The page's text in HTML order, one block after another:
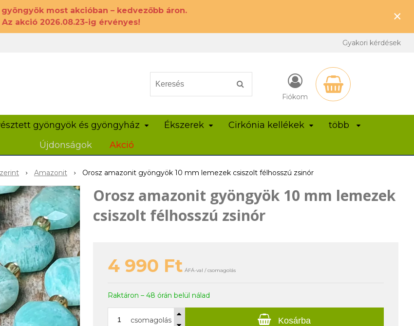
gyöngyök most akcióban – kedvezőbb áron.
Az akció 2026.08.23-ig érvényes!
×
Gyakori kérdések
Fiókom
gyöngyök és gyöngyház Ékszerek Cirkónia kellékek
több
Újdonságok
Akció
Amazonit Orosz amazonit gyöngyök 10 mm lemezek csiszolt félhosszú zsinór
Orosz amazonit gyöngyök 10 mm lemezek
csiszolt félhosszú zsinór
4 990 Ft ÁFÁ-val / csomagolás
Raktáron – 48 órán belül nálad
csomagolás Kosárba